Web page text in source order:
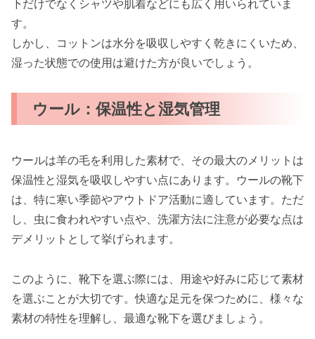
下だけでなくシャツや肌着などにも広く用いられていま
す。
しかし、コットンは水分を吸収しやすく乾きにくいため、
湿った状態での使用は避けた方が良いでしょう。
ウール：保温性と湿気管理
ウールは羊の毛を利用した素材で、その最大のメリットは
保温性と湿気を吸収しやすい点にあります。ウールの靴下
は、特に寒い季節やアウトドア活動に適しています。ただ
し、虫に食われやすい点や、洗濯方法に注意が必要な点は
デメリットとして挙げられます。
このように、靴下を選ぶ際には、用途や好みに応じて素材
を選ぶことが大切です。快適な足元を保つために、様々な
素材の特性を理解し、最適な靴下を選びましょう。